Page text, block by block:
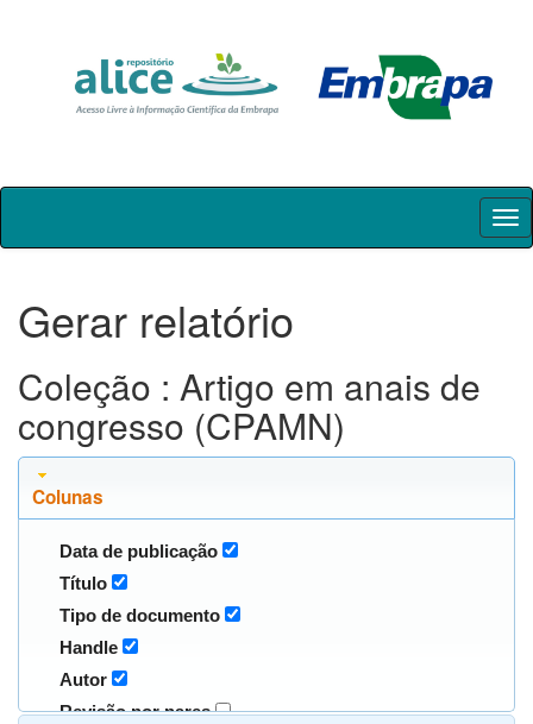
Skip
Gerar relatório
Coleção : Artigo em anais de
congresso (CPAMN)
Colunas
Data de publicação
Título
Tipo de documento
Handle
Autor
Revisão por pares